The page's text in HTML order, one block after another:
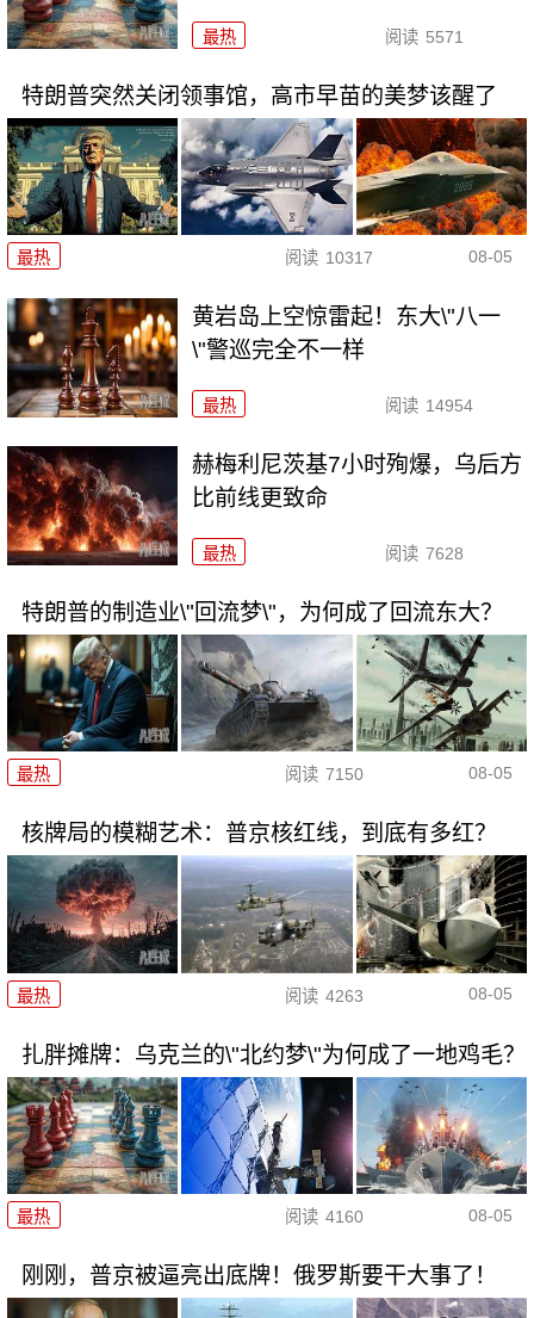
最热 阅读 5571
特朗普突然关闭领事馆，高市早苗的美梦该醒了
最热 阅读 10317 08-05
黄岩岛上空惊雷起！东大\"八一
\"警巡完全不一样
最热 阅读 14954
赫梅利尼茨基7小时殉爆，乌后方
比前线更致命
最热 阅读 7628
特朗普的制造业\"回流梦\"，为何成了回流东大？
最热 阅读 7150 08-05
核牌局的模糊艺术：普京核红线，到底有多红？
最热 阅读 4263 08-05
扎胖摊牌：乌克兰的\"北约梦\"为何成了一地鸡毛？
最热 阅读 4160 08-05
刚刚，普京被逼亮出底牌！俄罗斯要干大事了！